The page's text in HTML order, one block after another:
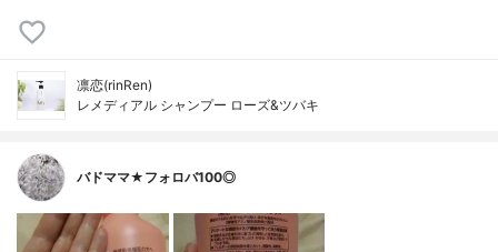
凛恋(rinRen)
レメディアル シャンプー ローズ&ツバキ
バドママ★フォロバ100◎